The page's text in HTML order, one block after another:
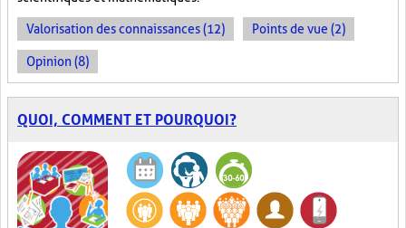
Valorisation des connaissances (12) Points de vue (2)
Opinion (8)
QUOI, COMMENT ET POURQUOI?